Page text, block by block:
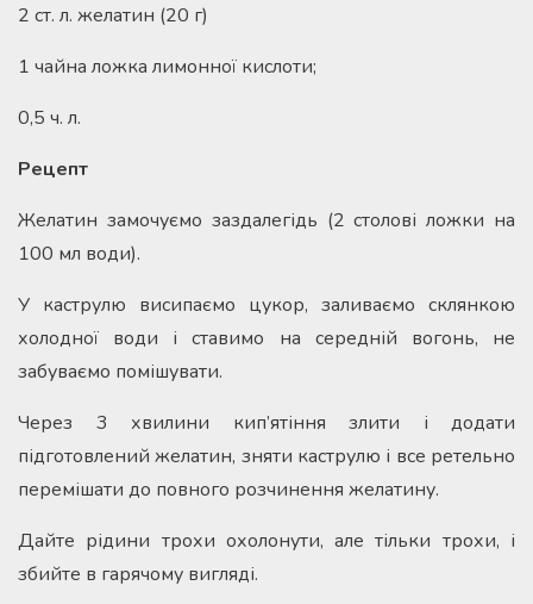
2 ст. л. желатин (20 г)
1 чайна ложка лимонної кислоти;
0,5 ч. л.
Рецепт
Желатин замочуємо заздалегідь (2 столові ложки на
100 мл води).
У каструлю висипаємо цукор, заливаємо склянкою
холодної води і ставимо на середній вогонь, не
забуваємо помішувати.
Через 3 хвилини кип’ятіння злити і додати
підготовлений желатин, зняти каструлю і все ретельно
перемішати до повного розчинення желатину.
Дайте рідини трохи охолонути, але тільки трохи, і
збийте в гарячому вигляді.